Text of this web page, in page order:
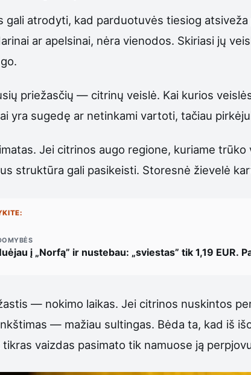
gali atrodyti, kad parduotuvės tiesiog
ar apelsinai, nėra vienodos. Skiriasi jų
priežasčių — citrinų veislė. Kai kurios
yra sugedę ar netinkami vartoti, tačiau
Jei citrinos augo regione, kuriame
struktūra gali pasikeisti. Storesnė žievelė
į „Norfą” ir nustebau: „sviestas” tik 1,19
— nokimo laikas. Jei citrinos nuskintos
— mažiau sultingas. Bėda ta, kad iš
vaizdas pasimato tik namuose ją